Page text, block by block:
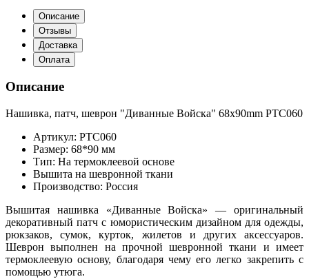
Описание
Отзывы
Доставка
Оплата
Описание
Нашивка, патч, шеврон "Диванные Войска" 68x90mm PTC060
Артикул: PTC060
Размер: 68*90 мм
Тип: На термоклеевой основе
Вышита на шевронной ткани
Производство: Россия
Вышитая нашивка «Диванные Войска» — оригинальный
декоративный патч с юмористическим дизайном для одежды,
рюкзаков, сумок, курток, жилетов и других аксессуаров.
Шеврон выполнен на прочной шевронной ткани и имеет
термоклеевую основу, благодаря чему его легко закрепить с
помощью утюга.